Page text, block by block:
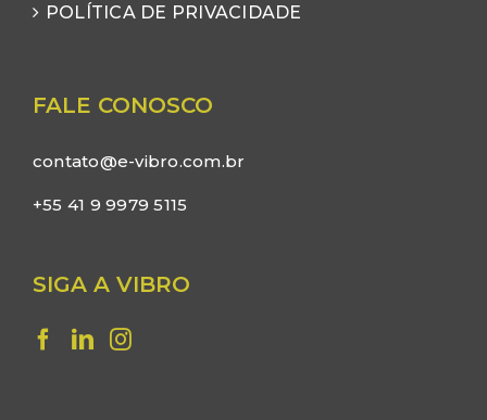
POLÍTICA DE PRIVACIDADE
FALE CONOSCO
contato@e-vibro.com.br
+55 41 9 9979 5115
SIGA A VIBRO